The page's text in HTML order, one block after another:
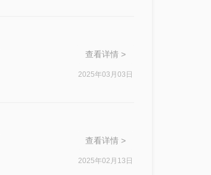
查看详情 >
2025年03月03日
查看详情 >
2025年02月13日